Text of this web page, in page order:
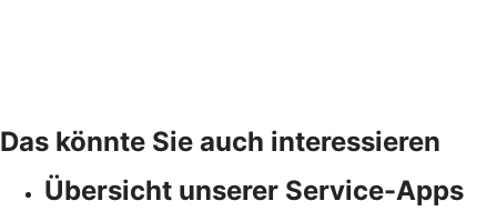
Das könnte Sie auch interessieren
Übersicht unserer Service-Apps